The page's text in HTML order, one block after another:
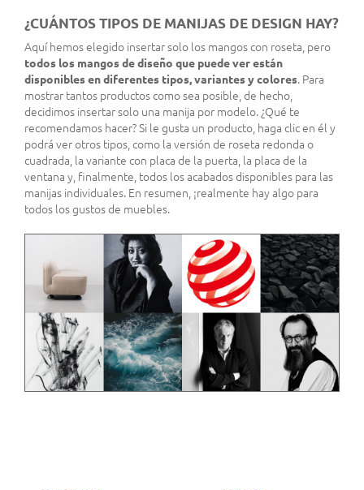
¿CUÁNTOS TIPOS DE MANIJAS DE DESIGN HAY?
Aquí hemos elegido insertar solo los mangos con roseta, pero
todos los mangos de diseño que puede ver están
disponibles en diferentes tipos, variantes y colores. Para
mostrar tantos productos como sea posible, de hecho,
decidimos insertar solo una manija por modelo. ¿Qué te
recomendamos hacer? Si le gusta un producto, haga clic en él y
podrá ver otros tipos, como la versión de roseta redonda o
cuadrada, la variante con placa de la puerta, la placa de la
ventana y, finalmente, todos los acabados disponibles para las
manijas individuales. En resumen, ¡realmente hay algo para
todos los gustos de muebles.